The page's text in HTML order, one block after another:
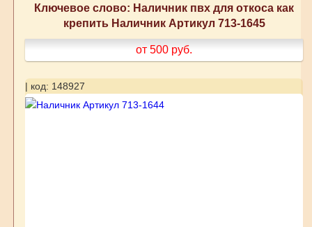
Ключевое слово: Наличник пвх для откоса как
крепить Наличник Артикул 713-1645
от 500 руб.
| код: 148927